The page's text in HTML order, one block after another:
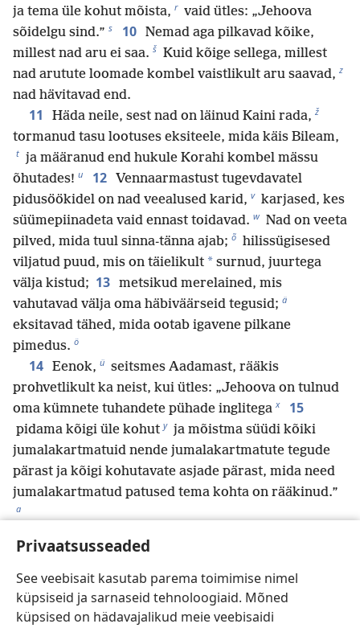
Privaatsusseaded
See veebisait kasutab parema toimimise nimel
küpsiseid ja sarnaseid tehnoloogiaid. Mõned
küpsised on hädavajalikud meie veebisaidi
ja tema üle kohut mõista, r vaid ütles: „Jehoova
sõidelgu sind.” s 10 Nemad aga pilkavad kõike,
millest nad aru ei saa. š Kuid kõige sellega, millest
nad arutute loomade kombel vaistlikult aru saavad, z
nad hävitavad end.
11 Häda neile, sest nad on läinud Kaini rada, ž
tormanud tasu lootuses eksiteele, mida käis Bileam,
t ja määranud end hukule Korahi kombel mässu
õhutades! u 12 Vennaarmastust tugevdavatel
pidusöökidel on nad veealused karid, v karjased, kes
süümepiinadeta vaid ennast toidavad. w Nad on veeta
pilved, mida tuul sinna-tänna ajab; õ hilissügisesed
viljatud puud, mis on täielikult * surnud, juurtega
välja kistud; 13 metsikud merelained, mis
vahutavad välja oma häbiväärseid tegusid; ä
eksitavad tähed, mida ootab igavene pilkane
pimedus. ö
14 Eenok, ü seitsmes Aadamast, rääkis
prohvetlikult ka neist, kui ütles: „Jehoova on tulnud
oma kümnete tuhandete pühade inglitega x 15
pidama kõigi üle kohut y ja mõistma süüdi kõiki
jumalakartmatuid nende jumalakartmatute tegude
pärast ja kõigi kohutavate asjade pärast, mida need
jumalakartmatud patused tema kohta on rääkinud.”
a
rahuldavad oma ihasid.
ees ja lipitsevad nendega omakasu pärast.
17 Teie aga, armsad, tuletage meelde, mida
ütlesid *meie isanda Jeesus Kristuse apostlid.